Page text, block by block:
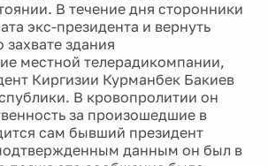
В течение дня сторонники
экс-президента и вернуть
здания
местной телерадикомпании,
Киргизии Курманбек Бакиев
В кровопролитии он
за произошедшие в
сам бывший президент
данным он был в